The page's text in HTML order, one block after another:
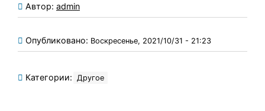
Автор: admin
Опубликовано: Воскресенье, 2021/10/31 - 21:23
Категории: Другое